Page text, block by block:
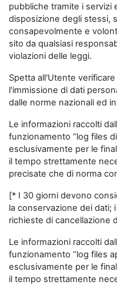
pubbliche tramite i servizi
disposizione degli stessi,
consapevolmente e
sito da qualsiasi
violazioni delle leggi.
Spetta all'Utente
l'immissione di dati
dalle norme nazionali ed
Le informazioni raccolti
funzionamento “log files
esclusivamente per le
il tempo strettamente
precisate che di norma
[* I 30 giorni devono
la conservazione dei dati;
richieste di cancellazione
Le informazioni raccolti
funzionamento “log files
esclusivamente per le
il tempo strettamente